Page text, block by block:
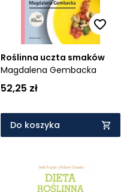
Roślinna uczta smaków
Magdalena Gembacka
52,25 zł
Do koszyka